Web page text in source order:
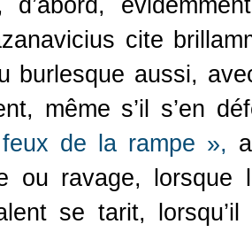
cite
burlesque aussi,
même s’il s’en
de la rampe »,
ou ravage, lorsque
se tarit,